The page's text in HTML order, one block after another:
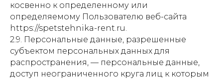
косвенно к определенному или
определяемому Пользователю веб-сайта
https://spetstehnika-rent.ru.
2.9. Персональные данные, разрешенные
субъектом персональных данных для
распространения, — персональные данные,
доступ неограниченного круга лиц к которым